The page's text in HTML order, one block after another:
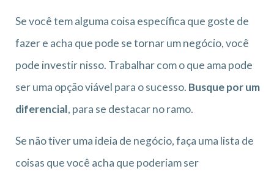
Se você tem alguma coisa específica que goste de
fazer e acha que pode se tornar um negócio, você
pode investir nisso. Trabalhar com o que ama pode
ser uma opção viável para o sucesso. Busque por um
diferencial, para se destacar no ramo.
Se não tiver uma ideia de negócio, faça uma lista de
coisas que você acha que poderiam ser